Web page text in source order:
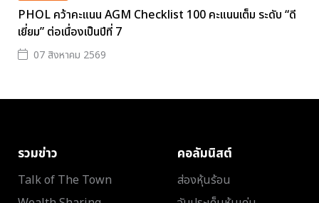
PHOL คว้าคะแนน AGM Checklist 100 คะแนนเต็ม ระดับ “ดี
เยี่ยม” ต่อเนื่องเป็นปีที่ 7
07 สิงหาคม 2569
รวมข่าว
Talk of The Town
คอลัมนิสต์
ส่องหุ้นร้อน